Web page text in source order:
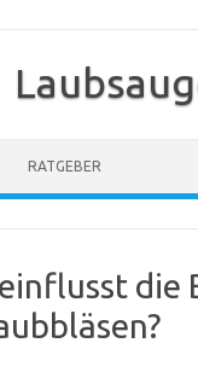
RATGEBER
die